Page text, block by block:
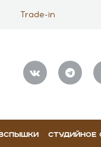
Trade-in
СТУДИЙНОЕ